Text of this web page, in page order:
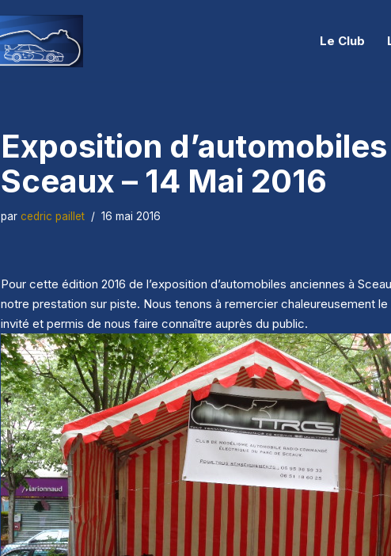
Le Club
Exposition
Sceaux – 14 Mai 2016
par cedric paillet 16 mai 2016
Pour cette édition 2016 de l’exposition d’automobiles anciennes à
notre prestation sur piste. Nous tenons à remercier chaleureusement le
invité et permis de nous faire connaître auprès du public.